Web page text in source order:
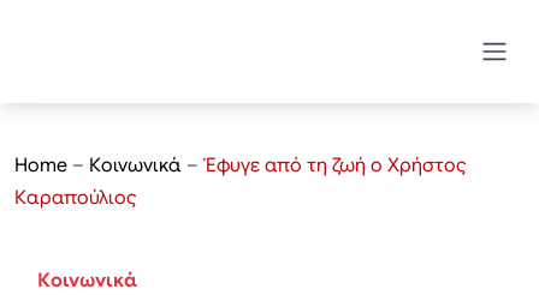
Home – Κοινωνικά – Έφυγε από τη ζωή ο Χρήστος
Καραπούλιος
Κοινωνικά